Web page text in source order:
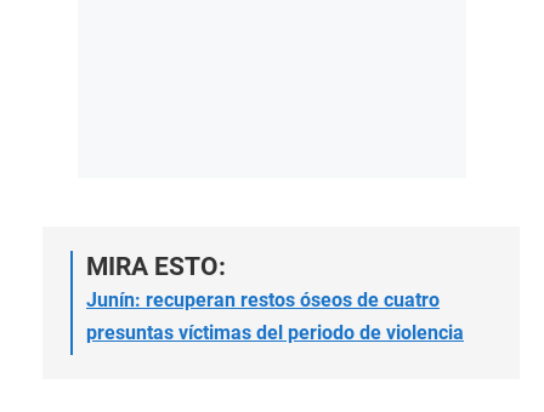
MIRA ESTO:
Junín: recuperan restos óseos de cuatro
presuntas víctimas del periodo de violencia